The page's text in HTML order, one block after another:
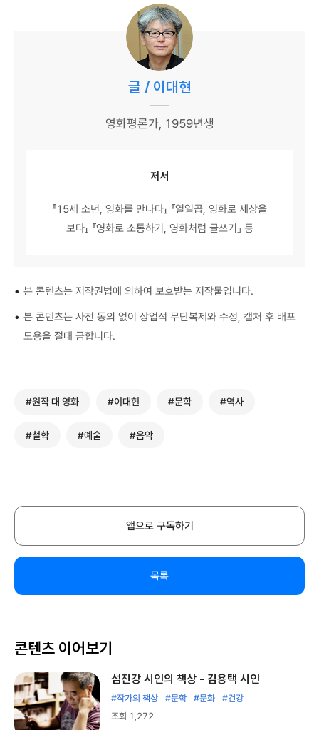
글 / 이대현
영화평론가, 1959년생
저서
『15세 소년, 영화를 만나다』 『열일곱, 영화로 세상을
보다』 『영화로 소통하기, 영화처럼 글쓰기』 등
• 본 콘텐츠는 저작권법에 의하여 보호받는 저작물입니다.
• 본 콘텐츠는 사전 동의 없이 상업적 무단복제와 수정, 캡처 후 배포
도용을 절대 금합니다.
#원작 대 영화 #이대현 #문학 #역사
#철학 #예술 #음악
앱으로 구독하기
목록
콘텐츠 이어보기
섬진강 시인의 책상 - 김용택 시인
#작가의 책상 #문학 #문화
#건강
조회 1,272